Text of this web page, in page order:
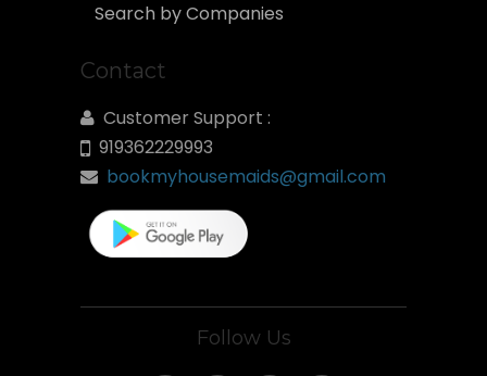
Search by Companies
Contact
Customer Support :
919362229993
bookmyhousemaids@gmail.com
Follow Us